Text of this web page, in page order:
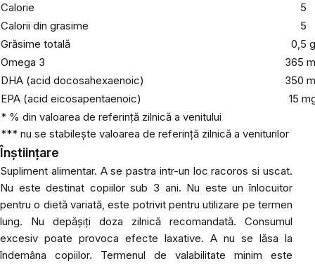
Calorie
5
Calorii din grasime
5
Grăsime totală
0,5 g
Omega 3
365
DHA (acid docosahexaenoic)
350
EPA (acid eicosapentaenoic)
15
* % din valoarea de referință zilnică a venitului
*** nu se stabilește valoarea de referință zilnică a veniturilor
Înștiințare
Supliment alimentar. A se pastra intr-un loc racoros si uscat.
Nu este destinat copiilor sub 3 ani. Nu este un înlocuitor
pentru o dietă variată, este potrivit pentru utilizare pe termen
lung. Nu depășiți doza zilnică recomandată. Consumul
excesiv poate provoca efecte laxative. A nu se lăsa la
îndemâna copiilor. Termenul de valabilitate minim este